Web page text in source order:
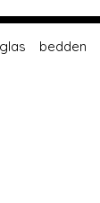
bedden